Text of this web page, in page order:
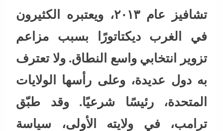
تشافيز عام ٢٠١٣، ويعتبره الكثيرون
في الغرب ديكتاتورًا بسبب مزاعم
تزوير انتخابي واسع النطاق. ولا تعترف
به دول عديدة، وعلى رأسها الولايات
المتحدة، رئيسًا شرعيًا. وقد طبّق
ترامب، في ولايته الأولى، سياسة